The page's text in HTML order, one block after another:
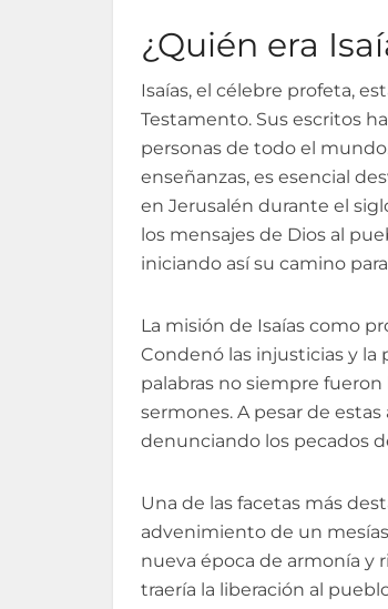
¿Quién era
Isaías, el célebre profeta,
Testamento. Sus escritos
personas de todo el
enseñanzas, es esencial
en Jerusalén durante el
los mensajes de Dios al
iniciando así su camino
La misión de Isaías como
Condenó las injusticias y la
palabras no siempre
sermones. A pesar de
denunciando los pecados
Una de las facetas más
advenimiento de un
nueva época de armonía y
traería la liberación al